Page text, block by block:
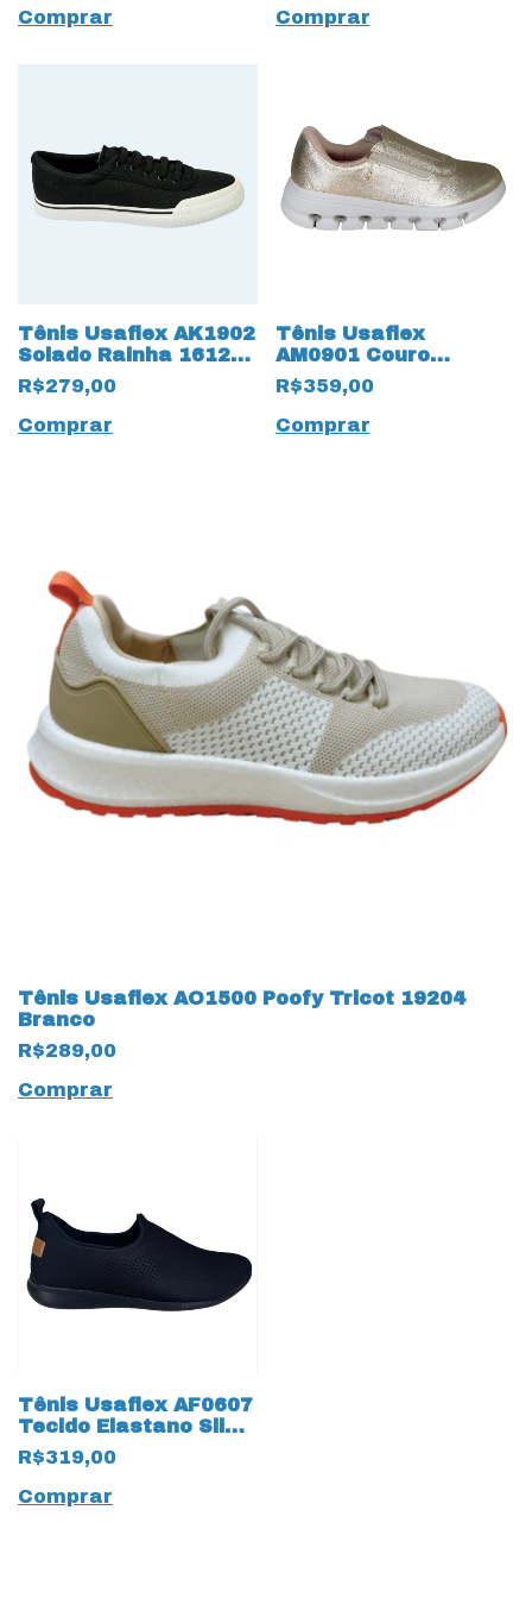
Comprar Comprar
Tênis Usaflex AK1902
Solado Rainha 16126
Preto
R$279,00
Comprar
Tênis Usaflex
AM0901 Couro
Natural 17583
Dourado
R$359,00
Comprar
Tênis Usaflex AO1500 Poofy Tricot 19204
Branco
R$289,00
Comprar
Tênis Usaflex AF0607
Tecido Elastano Slip
On 18136 Preto
R$319,00
Comprar